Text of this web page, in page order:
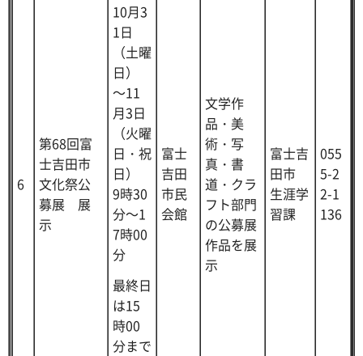
6
第68回富
士吉田市
文化祭公
募展 展
示
10月3
1日
（土曜
日）
～11
月3日
（火曜
日・祝
日）
9時30
分～1
7時00
分
最終日
は15
時00
分まで
富士
吉田
市民
会館
文学作
品・美
術・写
真・書
道・クラ
フト部門
の公募展
作品を展
示
富士吉
田市
生涯学
習課
055
5-2
2-1
136